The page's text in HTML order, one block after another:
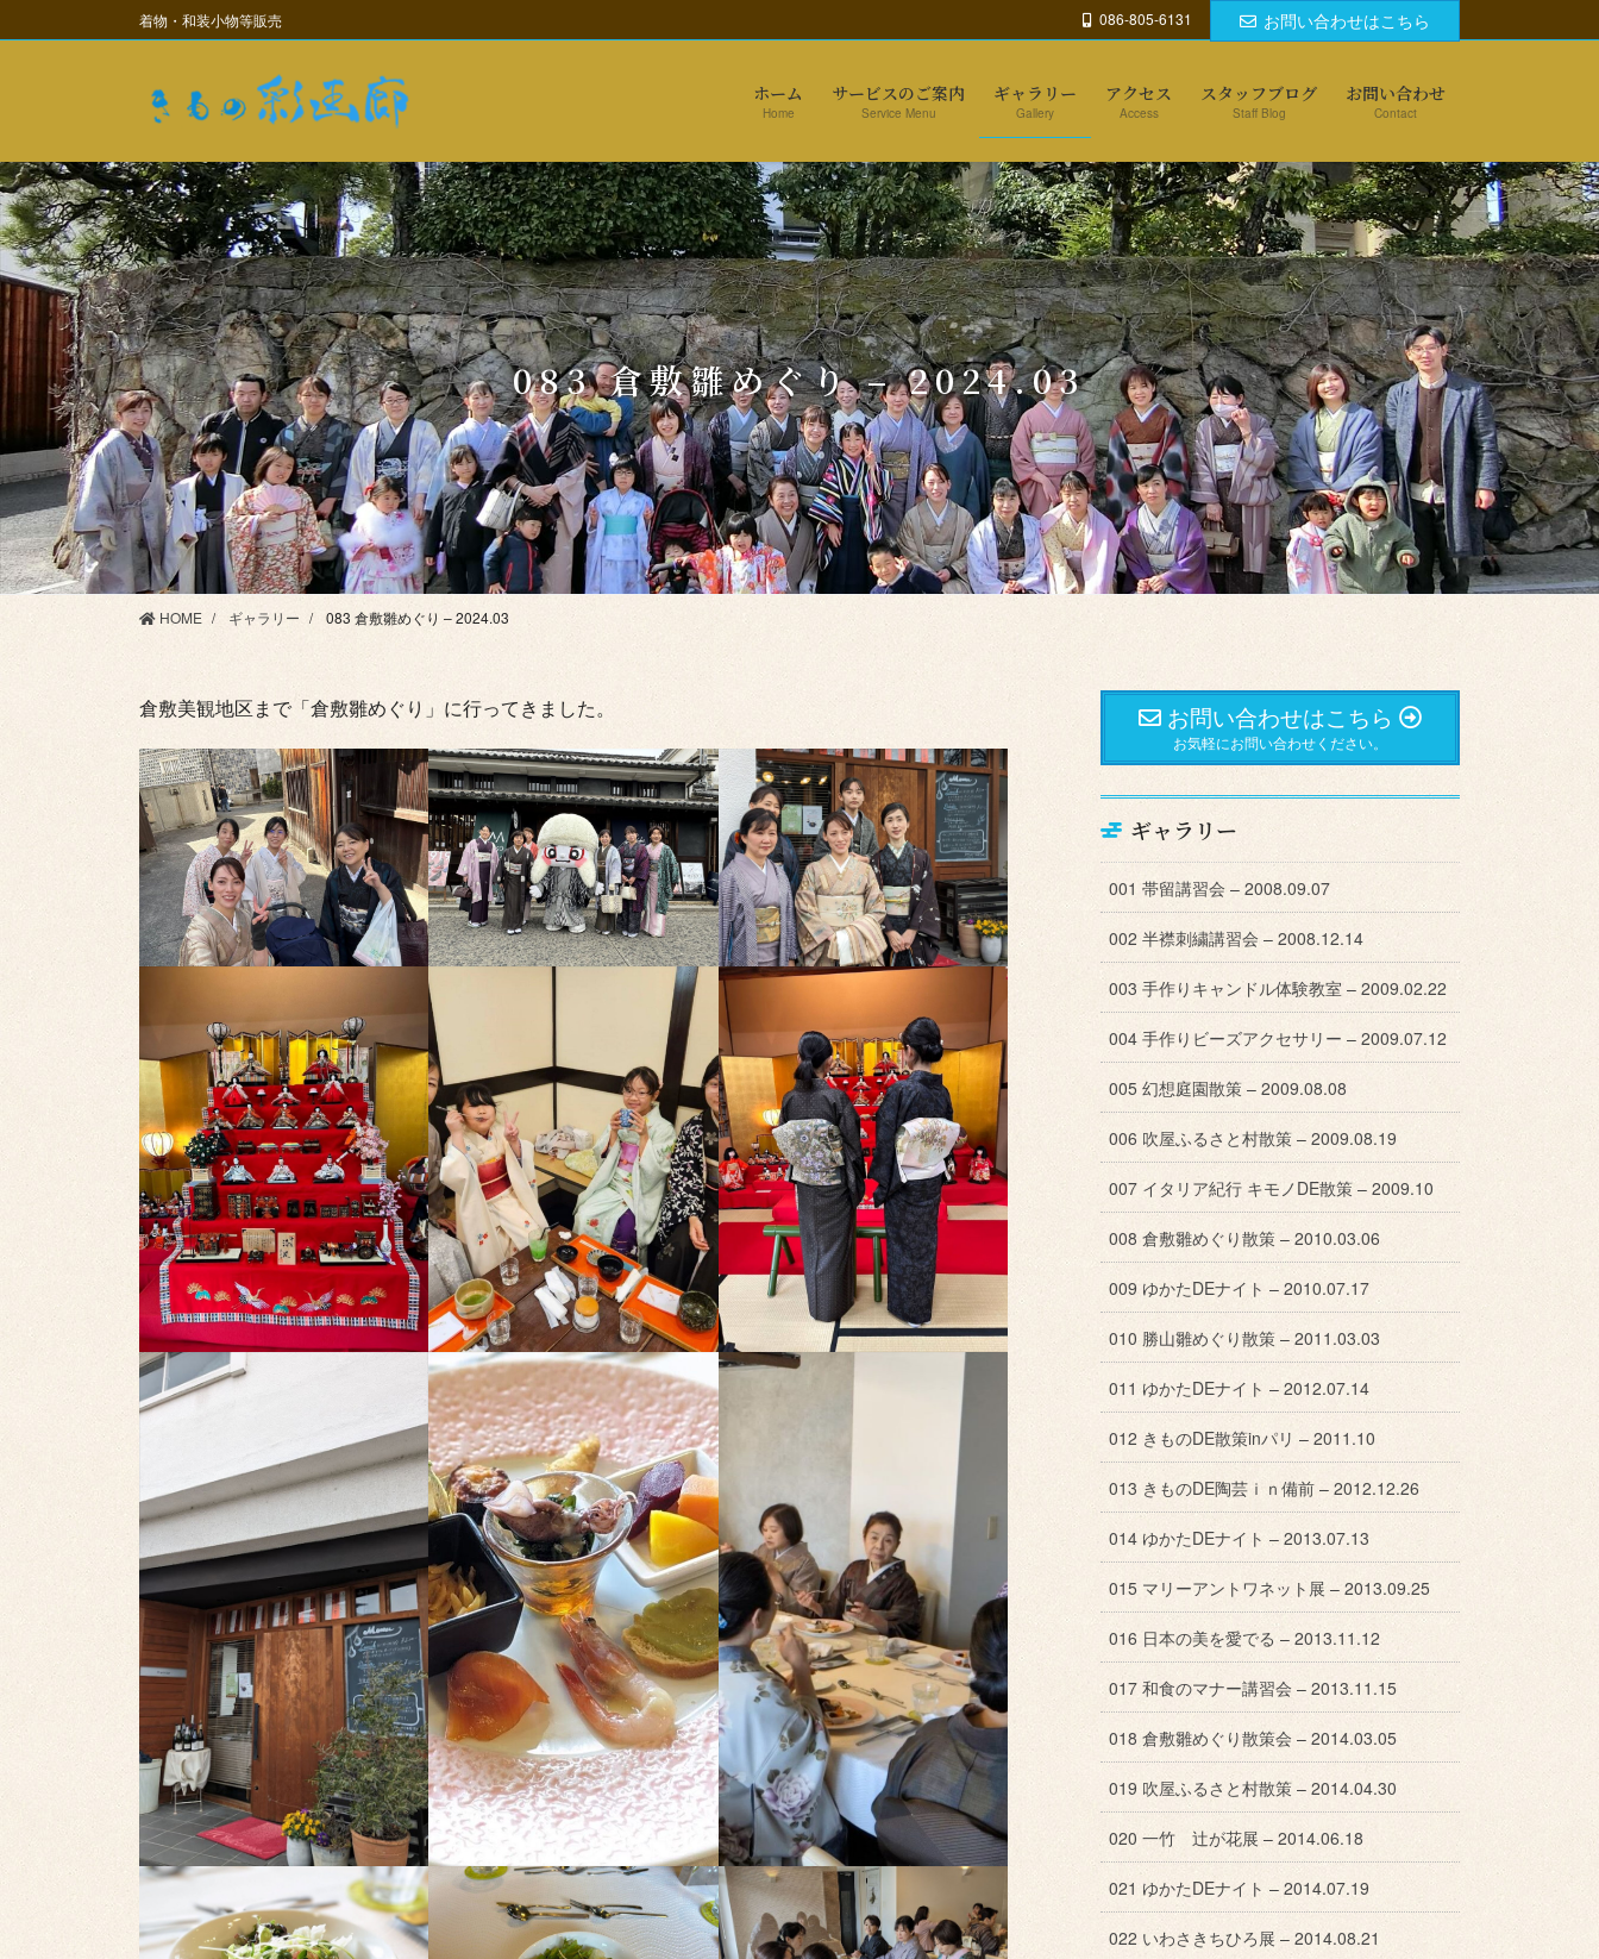
ン
に
移
動
ビ
ョ
ン
に
移
動
着物・和装小物等販売 086-805-6131 お問い合わせはこちら
ホーム
Home
サービスのご案内
Service Menu
ギャラリー
Gallery
アクセス
Access
スタッフブログ
Staff Blog
お問い合わせ
Contact
083 倉敷雛めぐり – 2024.03
HOME ギャラリー 083 倉敷雛めぐり – 2024.03
倉敷美観地区まで「倉敷雛めぐり」に行ってきました。 お問い合わせはこちら
お気軽にお問い合わせください。
ギャラリー
001 帯留講習会 – 2008.09.07
002 半襟刺繍講習会 – 2008.12.14
003 手作りキャンドル体験教室 – 2009.02.22
004 手作りビーズアクセサリー – 2009.07.12
005 幻想庭園散策 – 2009.08.08
006 吹屋ふるさと村散策 – 2009.08.19
007 イタリア紀行 キモノDE散策 – 2009.10
008 倉敷雛めぐり散策 – 2010.03.06
009 ゆかたDEナイト – 2010.07.17
010 勝山雛めぐり散策 – 2011.03.03
011 ゆかたDEナイト – 2012.07.14
012 きものDE散策inパリ – 2011.10
013 きものDE陶芸ｉｎ備前 – 2012.12.26
014 ゆかたDEナイト – 2013.07.13
015 マリーアントワネット展 – 2013.09.25
016 日本の美を愛でる – 2013.11.12
017 和食のマナー講習会 – 2013.11.15
018 倉敷雛めぐり散策会 – 2014.03.05
019 吹屋ふるさと村散策 – 2014.04.30
020 一竹 辻が花展 – 2014.06.18
021 ゆかたDEナイト – 2014.07.19
022 いわさきちひろ展 – 2014.08.21